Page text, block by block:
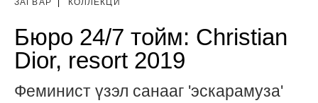
ЗАГВАР КОЛЛЕКЦИ
Бюро 24/7 тойм: Christian
Dior, resort 2019
Феминист үзэл санааг 'эскарамуза'